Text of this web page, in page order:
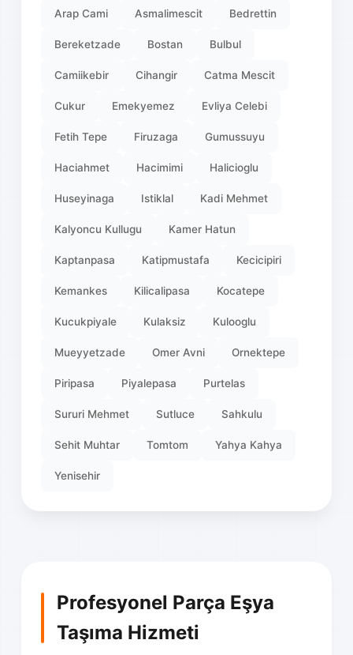
Profesyonel Parça Eşya
Taşıma Hizmeti
Arap Cami Asmalimescit Bedrettin
Bereketzade Bostan Bulbul
Camiikebir Cihangir Catma Mescit
Cukur Emekyemez Evliya Celebi
Fetih Tepe Firuzaga Gumussuyu
Haciahmet Hacimimi Halicioglu
Huseyinaga Istiklal Kadi Mehmet
Kalyoncu Kullugu Kamer Hatun
Kaptanpasa Katipmustafa Kecicipiri
Kemankes Kilicalipasa Kocatepe
Kucukpiyale Kulaksiz Kulooglu
Mueyyetzade Omer Avni Ornektepe
Piripasa Piyalepasa Purtelas
Sururi Mehmet Sutluce Sahkulu
Sehit Muhtar Tomtom Yahya Kahya
Yenisehir